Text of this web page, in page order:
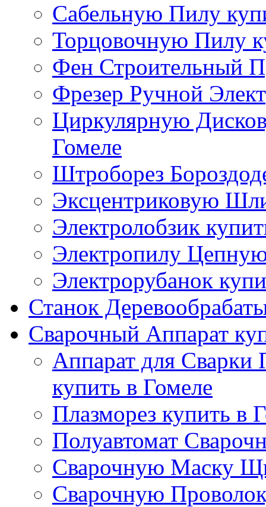
Сабельную Пилу
Торцовочную Пилу
Фен Строительный
Фрезер Ручной
Циркулярную
Гомеле
Штроборез
Эксцентриковую
Электролобзик
Электропилу
Электрорубанок
Станок
Сварочный Аппарат
Аппарат для
купить в Гомеле
Плазморез купить в
Полуавтомат
Сварочную Маску
Сварочную